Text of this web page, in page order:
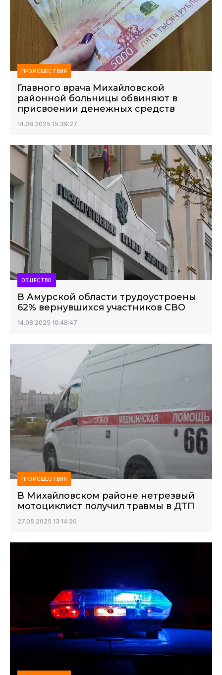
ПРОИСШЕСТВИЯ
Главного врача Михайловской
районной больницы обвиняют в
присвоении денежных средств
14.08.2025 15:39:27
ОБЩЕСТВО
В Амурской области трудоустроены
62% вернувшихся участников СВО
14.08.2025 10:48:47
ПРОИСШЕСТВИЯ
В Михайловском районе нетрезвый
мотоциклист получил травмы в ДТП
27.05.2025 13:14:20